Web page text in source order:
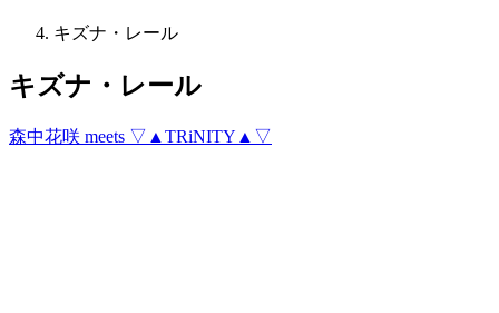
キズナ・レール
キズナ・レール
森中花咲 meets ▽▲TRiNITY▲▽